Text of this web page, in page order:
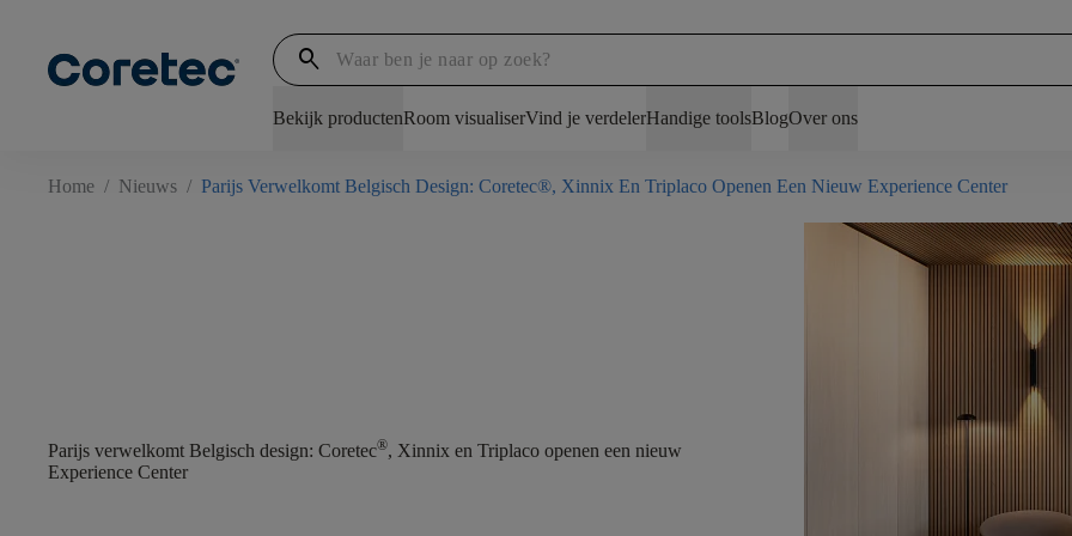
search
Bekijk productenRoom visualiserVind je verdelerHandige toolsBlogOver ons
Home / Nieuws / Parijs Verwelkomt Belgisch Design: Coretec®, Xinnix En Triplaco Openen Een Nieuw Experience Center
Parijs verwelkomt Belgisch design: Coretec®, Xinnix en Triplaco openen een nieuw
Experience Center